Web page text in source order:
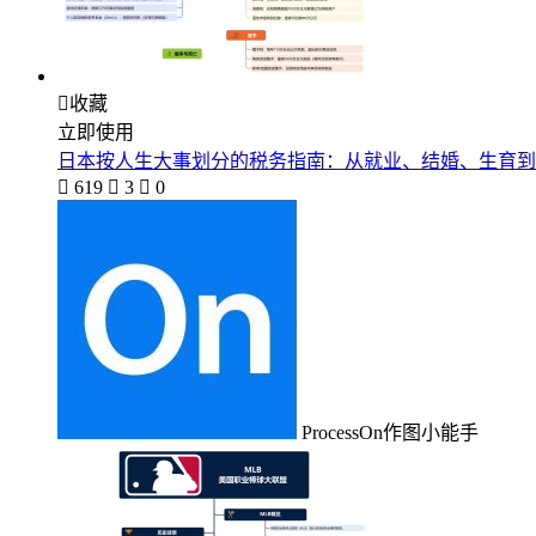
收藏
立即使用
日本按人生大事划分的税务指南：从就业、结婚、生育
 619  3  0
ProcessOn作图小能手